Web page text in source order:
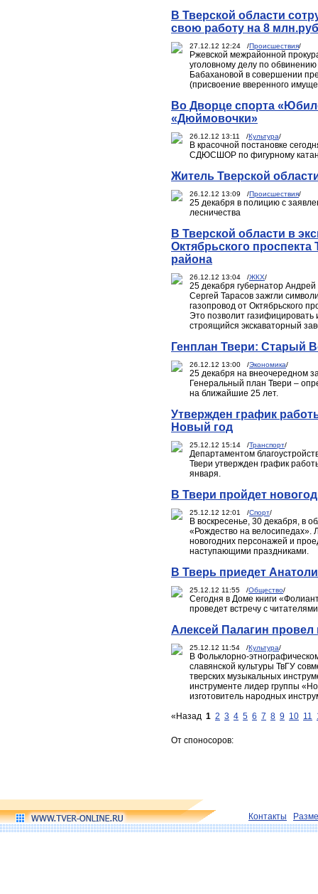
В Тверской области
свою работу на 8
27.12.12 12:24 /Происшествия/
Ржевской межрайонной
уголовному делу по
Бабахановой в совершении
(присвоение вверенного
Во Дворце спорта
«Дюймовочки»
26.12.12 13:11 /Культура/
В красочной постановке
СДЮСШОР по фигурному
Житель Тверской
26.12.12 13:09 /Происшествия/
25 декабря в полицию с
лесничества
В Тверской области в
Октябрьского
района
26.12.12 13:04 /ЖКХ/
25 декабря губернатор
Сергей Тарасов зажгли
газопровод от Октябрьского
Это позволит газифицировать
строящийся экскаваторный
Генплан Твери: Старый
26.12.12 13:00 /Экономика/
25 декабря на внеочередном
Генеральный план Твери –
на ближайшие 25 лет.
Утвержден график
Новый год
25.12.12 15:14 /Транспорт/
Департаментом
Твери утвержден график
января.
В Твери пройдет
25.12.12 12:01 /Спорт/
В воскресенье, 30 декабря, в
«Рождество на велосипедах».
новогодних персонажей и
наступающими праздниками.
В Тверь приедет
25.12.12 11:55 /Общество/
Сегодня в Доме книги
проведет встречу с
Алексей Палагин провел
25.12.12 11:54 /Культура/
В Фольклорно-
славянской культуры ТвГУ
тверских музыкальных
инструменте лидер группы
изготовитель народных
«Назад 1 2 3 4 5 6 7 8 9 10 11
От споносоров:
Контакты